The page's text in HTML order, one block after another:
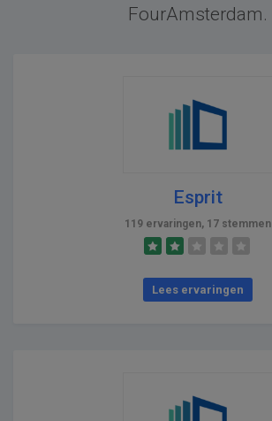
FourAmsterdam.
Esprit
119 ervaringen, 17 stemmen
Lees ervaringen